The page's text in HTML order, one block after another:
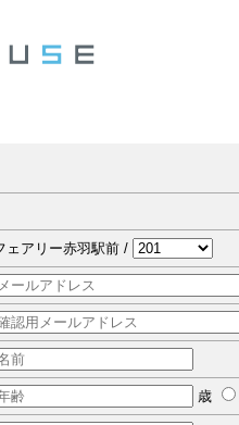
ェアリー赤羽駅前 /
歳